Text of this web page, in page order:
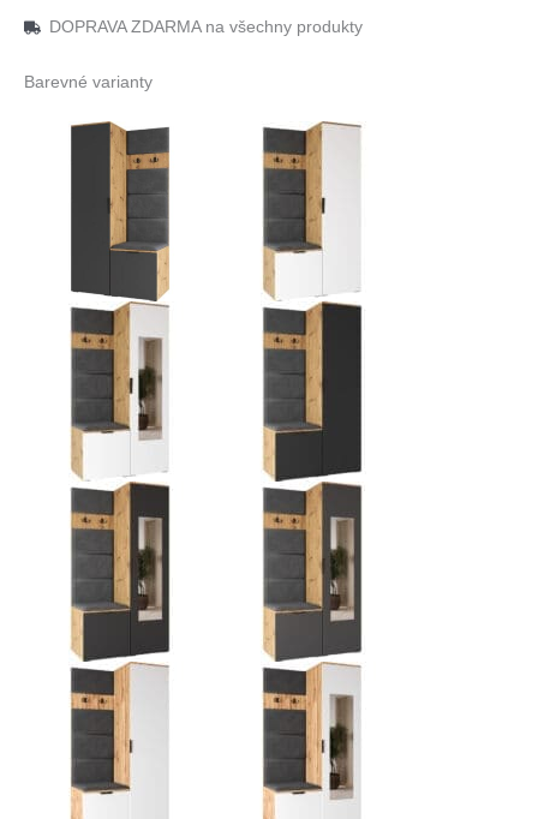
DOPRAVA ZDARMA na všechny produkty
Barevné varianty